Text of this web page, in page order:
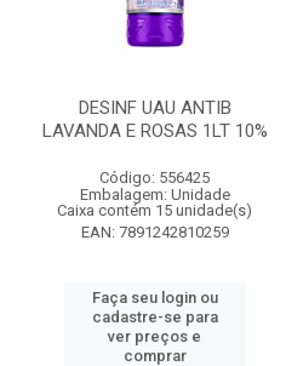
DESINF UAU ANTIB
LAVANDA E ROSAS 1LT 10%
Código: 556425
Embalagem: Unidade
Caixa contém 15 unidade(s)
EAN: 7891242810259
Faça seu login ou
cadastre-se para
ver preços e
comprar